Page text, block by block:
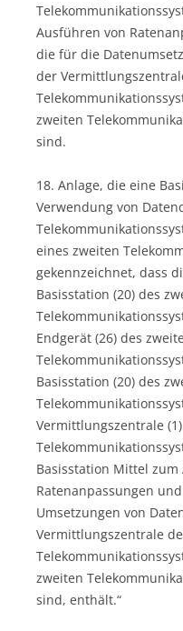
Ausführen von
die für die
der
zweiten
sind.
18. Anlage, die eine
Verwendung von
eines zweiten
gekennzeichnet, dass
Basisstation (20) des
Endgerät (26) des
Basisstation (20) des
Vermittlungszentrale
Basisstation Mittel zum
Ratenanpassungen
Umsetzungen von
Vermittlungszentrale
zweiten
sind, enthält.“